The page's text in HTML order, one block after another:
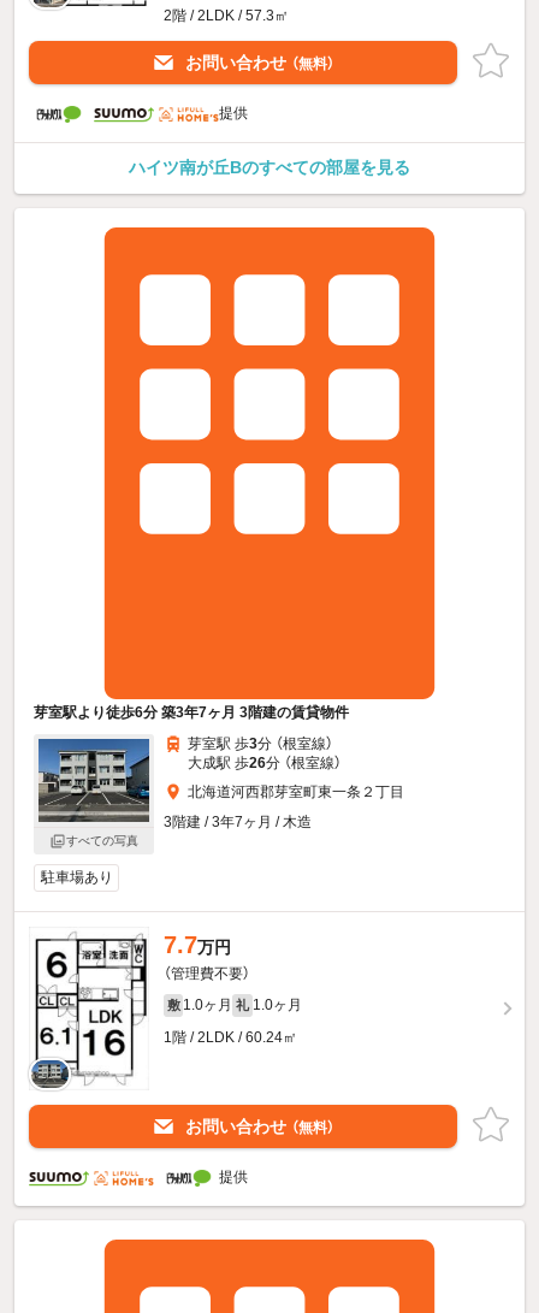
2階 / 2LDK / 57.3㎡
お問い合わせ （無料）
提供
ハイツ南が丘Bのすべての部屋を見る
芽室駅より徒歩6分 築3年7ヶ月 3階建の賃貸物件
すべての写真
芽室駅 歩3分 （根室線）
大成駅 歩26分 （根室線）
北海道河西郡芽室町東一条２丁目
3階建 / 3年7ヶ月 / 木造
駐車場あり
7.7万円
（管理費不要）
敷 1.0ヶ月 礼 1.0ヶ月
1階 / 2LDK / 60.24㎡
お問い合わせ （無料）
提供